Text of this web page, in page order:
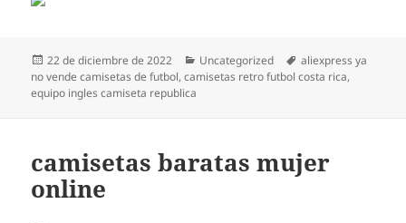
Publicado
el
22 de diciembre de 2022 Categorías
Uncategorized Etiquetas
aliexpress ya
no vende camisetas de futbol,camisetas retro futbol costa rica,
equipo ingles camiseta republica
camisetas baratas mujer
online